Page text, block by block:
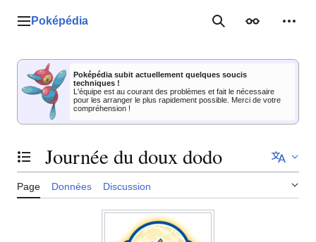
Menu principal
Poképédia RechercherApparence
Poképédia subit actuellement quelques soucis
techniques !
L'équipe est au courant des problèmes et fait le nécessaire
pour les arranger le plus rapidement possible. Merci de votre
compréhension !
Basculer la table des matières
Journée du doux dodo
Page Données Discussion